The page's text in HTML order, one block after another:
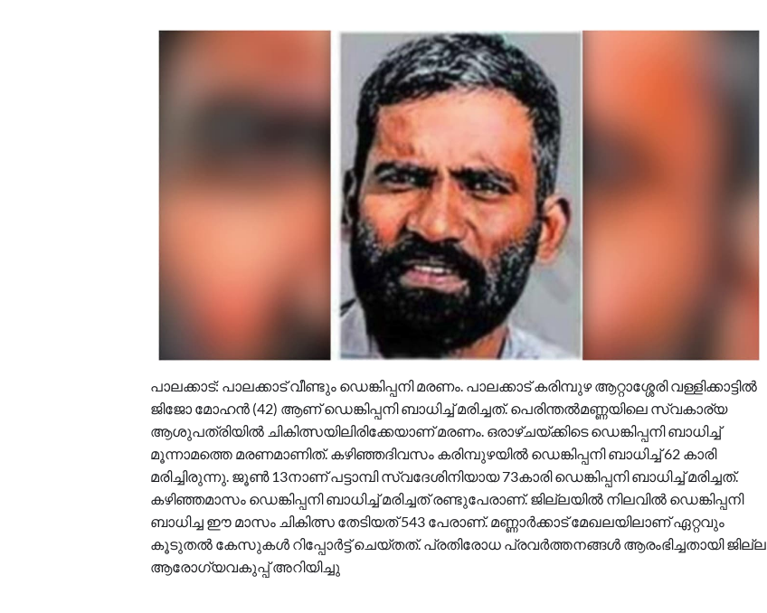
പാലക്കാട്: പാലക്കാട് വീണ്ടും ഡെങ്കിപ്പനി മരണം. പാലക്കാട് കരിമ്പുഴ ആറ്റാശ്ശേരി വള്ളിക്കാട്ടിൽ
ജിജോ മോഹൻ (42) ആണ് ‍ഡെങ്കിപ്പനി ബാധിച്ച് മരിച്ചത്. പെരിന്തൽമണ്ണയിലെ സ്വകാര്യ
ആശുപത്രിയിൽ ചികിത്സയിലിരിക്കേയാണ് മരണം. ഒരാഴ്ചയ്ക്കിടെ ഡെങ്കിപ്പനി ബാധിച്ച്
മൂന്നാമത്തെ മരണമാണിത്. കഴിഞ്ഞദിവസം കരിമ്പുഴയിൽ ഡെങ്കിപ്പനി ബാധിച്ച് 62 കാരി
മരിച്ചിരുന്നു. ജൂൺ 13നാണ് പട്ടാമ്പി സ്വദേശിനിയായ 73കാരി ഡെങ്കിപ്പനി ബാധിച്ച് മരിച്ചത്.
കഴിഞ്ഞമാസം ഡെങ്കിപ്പനി ബാധിച്ച് മരിച്ചത് രണ്ടുപേരാണ്. ജില്ലയിൽ നിലവിൽ ഡെങ്കിപ്പനി
ബാധിച്ച ഈ മാസം ചികിത്സ തേടിയത് 543 പേരാണ്. മണ്ണാർക്കാട് മേഖലയിലാണ് ഏറ്റവും
കൂടുതൽ കേസുകൾ റിപ്പോർട്ട് ചെയ്തത്. പ്രതിരോധ പ്രവർത്തനങ്ങൾ ആരംഭിച്ചതായി ജില്ല
ആരോ​ഗ്യവകുപ്പ് അറിയിച്ചു